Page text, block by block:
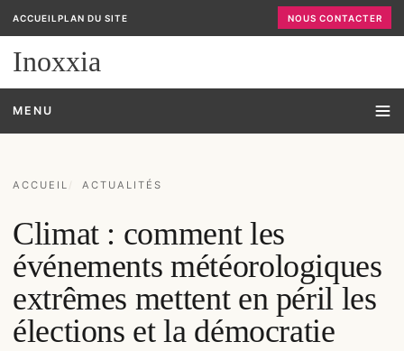
ACCUEIL PLAN DU SITE NOUS CONTACTER
Inoxxia
MENU
ACCUEIL ACTUALITÉS
Climat : comment les
événements météorologiques
extrêmes mettent en péril les
élections et la démocratie